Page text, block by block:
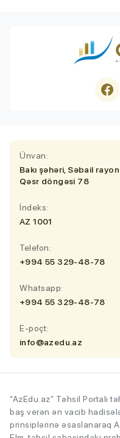
Ünvan:
Bakı şəhəri, Səbail
Qəsr döngəsi 78
İndeks:
AZ 1001
Telefon:
+994 55 329-48-78
Whatsapp:
+994 55 329-48-78
E-poçt:
info@azedu.az
“AzEdu.az” Təhsil Portalı
baş verən ən vacib
prinsiplərinə əsaslanaraq